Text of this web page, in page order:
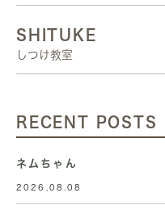
SHITUKE
しつけ教室
RECENT POSTS
ネムちゃん
2026.08.08